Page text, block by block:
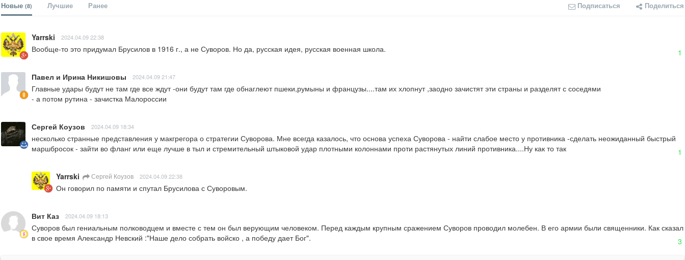
Новые (8) Лучшие Ранее Подписаться Поделиться
Yarrski 2024.04.09 22:38
Вообще-то это придумал Брусилов в 1916 г., а не Суворов. Но да, русская идея, русская военная школа. 1
Павел и Ирина Никишовы 2024.04.09 21:47
Главные удары будут не там где все ждут -они будут там где обнаглеют пшеки,румыны и французы....там их хлопнут ,заодно зачистят эти страны и разделят с соседями
- а потом рутина - зачистка Малороссии
Сергей Коузов 2024.04.09 18:34
несколько странные представления у макгрегора о стратегии Суворова. Мне всегда казалось, что основа успеха Суворова - найти слабое место у противника -сделать неожиданный быстрый
маршбросок - зайти во фланг или еще лучше в тыл и стремительный штыковой удар плотными колоннами проти растянутых линий противника....Ну как то так
1
Yarrski Сергей Коузов 2024.04.09 22:38
Он говорил по памяти и спутал Брусилова с Суворовым.
Вит Каз 2024.04.09 18:13
Суворов был гениальным полководцем и вместе с тем он был верующим человеком. Перед каждым крупным сражением Суворов проводил молебен. В его армии были священники. Как сказал
в свое время Александр Невский :"Наше дело собрать войско , а победу дает Бог".
3